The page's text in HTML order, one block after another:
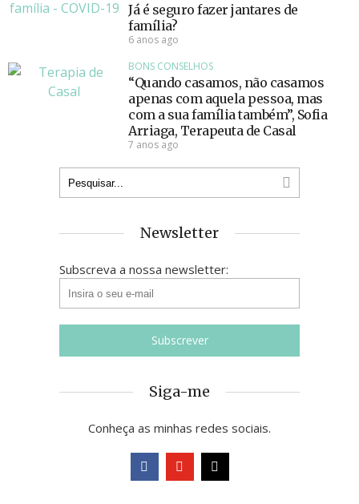
Já é seguro fazer jantares de
família?
6 anos ago
BONS CONSELHOS
“Quando casamos, não casamos
apenas com aquela pessoa, mas
com a sua família também”, Sofia
Arriaga, Terapeuta de Casal
7 anos ago
Newsletter
Subscreva a nossa newsletter:
Siga-me
Conheça as minhas redes sociais.